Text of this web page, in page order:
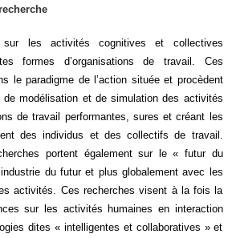
sur les activités cognitives et collectives
formes d’organisations de travail. Ces
le paradigme de l’action située et procèdent
de modélisation et de simulation des activités
de travail performantes, sures et créant les
des individus et des collectifs de travail.
portent également sur le « futur du
du futur et plus globalement avec les
activités. Ces recherches visent à la fois la
sur les activités humaines en interaction
dites « intelligentes et collaboratives » et